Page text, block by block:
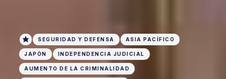
SEGURIDAD Y DEFENSA ASIA PACÍFICO
JAPÓN INDEPENDENCIA JUDICIAL
AUMENTO DE LA CRIMINALIDAD